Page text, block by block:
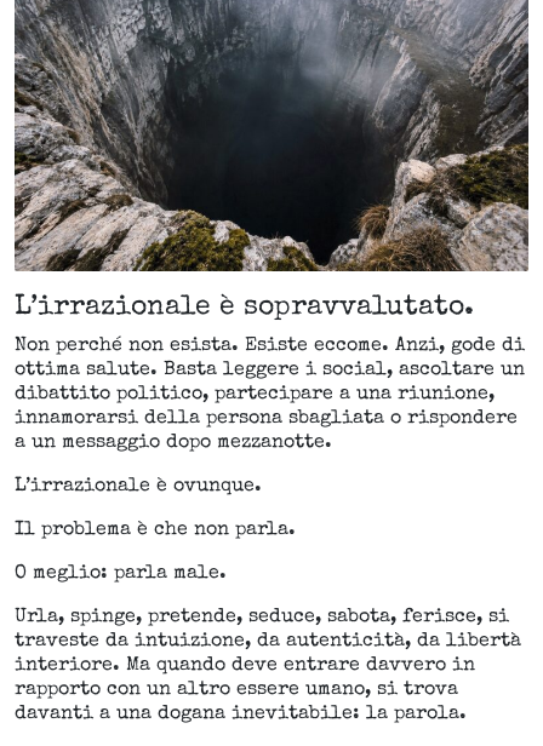
L’irrazionale è sopravvalutato.
Non perché non esista. Esiste eccome. Anzi, gode di
ottima salute. Basta leggere i social, ascoltare un
dibattito politico, partecipare a una riunione,
innamorarsi della persona sbagliata o rispondere
a un messaggio dopo mezzanotte.
L’irrazionale è ovunque.
Il problema è che non parla.
O meglio: parla male.
Urla, spinge, pretende, seduce, sabota, ferisce, si
traveste da intuizione, da autenticità, da libertà
interiore. Ma quando deve entrare davvero in
rapporto con un altro essere umano, si trova
davanti a una dogana inevitabile: la parola.